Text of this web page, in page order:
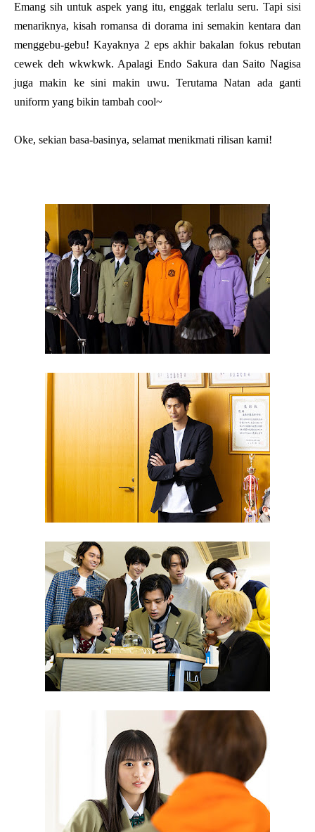
Emang sih untuk aspek yang itu, enggak terlalu seru. Tapi sisi
menariknya, kisah romansa di dorama ini semakin kentara dan
menggebu-gebu! Kayaknya 2 eps akhir bakalan fokus rebutan
cewek deh wkwkwk. Apalagi Endo Sakura dan Saito Nagisa
juga makin ke sini makin uwu. Terutama Natan ada ganti
uniform yang bikin tambah cool~
Oke, sekian basa-basinya, selamat menikmati rilisan kami!